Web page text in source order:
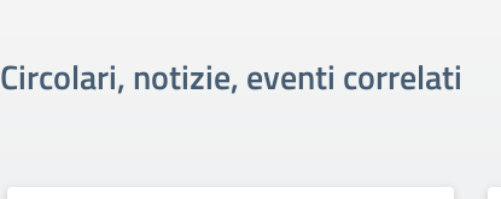
Circolari, notizie, eventi correlati